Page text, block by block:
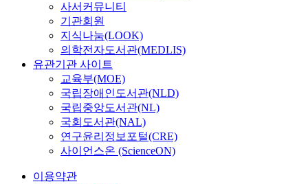
사서커뮤니티
기관회원
지식나눔(LOOK)
의학전자도서관(MEDLIS)
유관기관 사이트
교육부(MOE)
국립장애인도서관(NLD)
국립중앙도서관(NL)
국회도서관(NAL)
연구윤리정보포털(CRE)
사이언스온 (ScienceON)
이용약관